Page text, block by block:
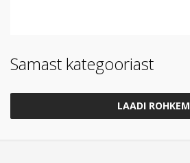
Samast kategooriast
LAADI ROHKEM